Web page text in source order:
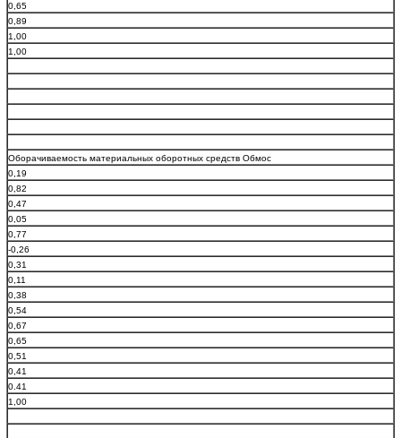
0,65
0,89
1,00
1,00
Оборачиваемость материальных оборотных средств Обмос
0,19
0,82
0,47
0,05
0,77
-0,26
0,31
0,11
0,38
0,54
0,67
0,65
0,51
0,41
0.41
1,00